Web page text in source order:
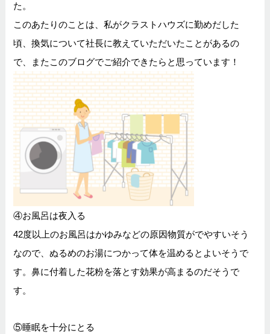
た。
このあたりのことは、私がクラストハウズに勤めだした
頃、換気について社長に教えていただいたことがあるの
で、またこのブログでご紹介できたらと思っています！
④お風呂は夜入る
42度以上のお風呂はかゆみなどの原因物質がでやすいそう
なので、ぬるめのお湯につかって体を温めるとよいそうで
す。鼻に付着した花粉を落とす効果が高まるのだそうで
す。
⑤睡眠を十分にとる